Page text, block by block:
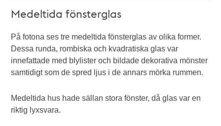
Medeltida fönsterglas
På fotona ses tre medeltida fönsterglas av olika former.
Dessa runda, rombiska och kvadratiska glas var
innefattade med blylister och bildade dekorativa mönster
samtidigt som de spred ljus i de annars mörka rummen.
Medeltida hus hade sällan stora fönster, då glas var en
riktig lyxsvara.